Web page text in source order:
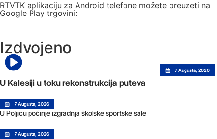
RTVTK aplikaciju za Android telefone možete preuzeti na
Google Play trgovini:
Izdvojeno
7 Augusta, 2026
U Kalesiji u toku rekonstrukcija puteva
7 Augusta, 2026
U Poljicu počinje izgradnja školske sportske sale
7 Augusta, 2026